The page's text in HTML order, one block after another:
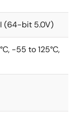
to a local PCI
or peripheral
slave in the
through a
FIFOs for
to VME), and
is
on either
(64-bit 5.0V)
-55 to 125°C,